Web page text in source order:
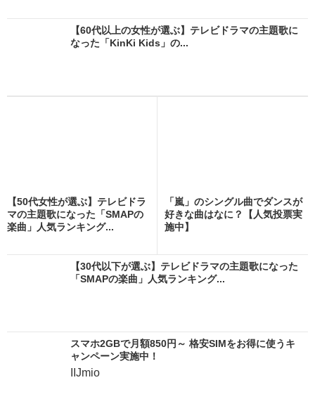
【60代以上の女性が選ぶ】テレビドラマの主題歌に
なった「KinKi Kids」の...
【50代女性が選ぶ】テレビドラ
マの主題歌になった「SMAPの
楽曲」人気ランキング...
「嵐」のシングル曲でダンスが
好きな曲はなに？【人気投票実
施中】
【30代以下が選ぶ】テレビドラマの主題歌になった
「SMAPの楽曲」人気ランキング...
スマホ2GBで月額850円～ 格安SIMをお得に使うキ
ャンペーン実施中！
IIJmio